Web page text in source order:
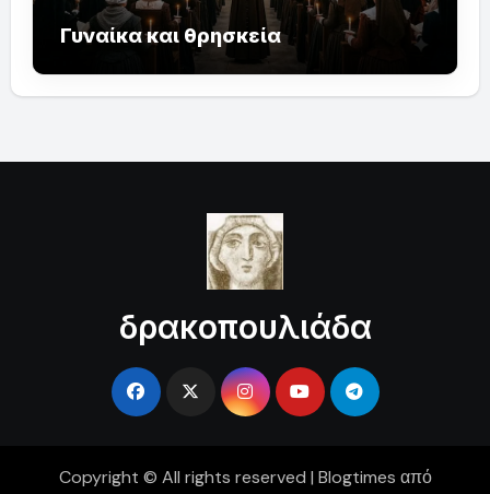
Γυναίκα και θρησκεία
δρακοπουλιάδα
Copyright © All rights reserved | Blogtimes από